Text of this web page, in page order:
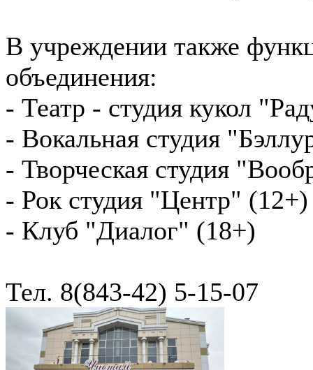
В учреждении также
объединения:
- Театр - студия кукол
- Вокальная студия
- Творческая студия
- Рок студия "Центр" (12+)
- Клуб "Диалог" (18+)
Тел. 8(843-42) 5-15-07